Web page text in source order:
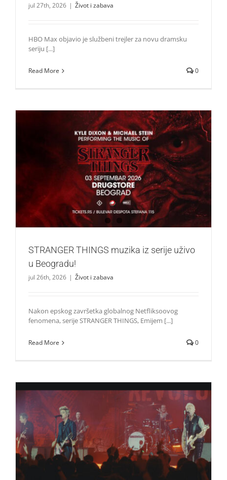
jul 27th, 2026 | Život i zabava
HBO Max objavio je službeni trejler za novu dramsku
seriju [...]
Read More 0
STRANGER THINGS muzika iz serije uživo u Beogradu!
Život i zabava
STRANGER THINGS muzika iz serije uživo
u Beogradu!
jul 26th, 2026 | Život i zabava
Nakon epskog završetka globalnog Netfliksoovog
fenomena, serije STRANGER THINGS, Emijem [...]
Read More 0
Film NIMRODS, inspirisan ranim danima grupe GREEN
DAY, stiže u CineStar i Concept Cinema ekskluzivno 11. i
14. avgusta
Život i zabava